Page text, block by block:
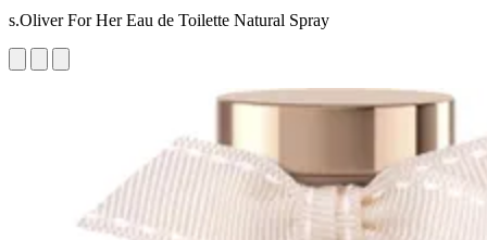
s.Oliver For Her Eau de Toilette Natural Spray